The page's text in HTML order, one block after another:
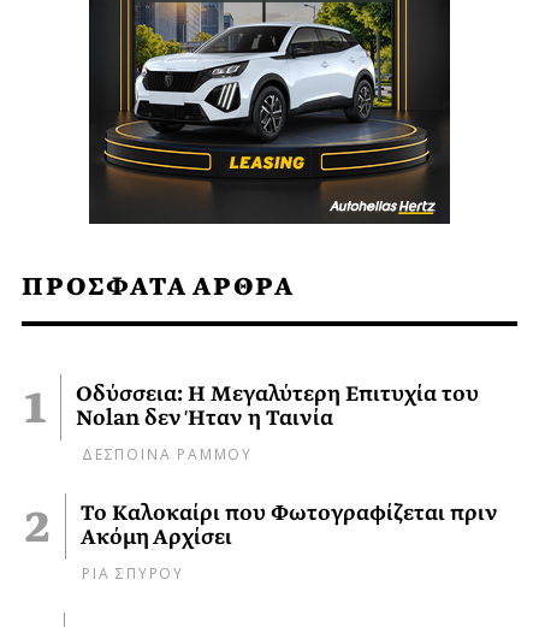
ΠΡΟΣΦΑΤΑ ΑΡΘΡΑ
Οδύσσεια: Η Μεγαλύτερη Επιτυχία του
Nolan δεν Ήταν η Ταινία
ΔΕΣΠΟΙΝΑ ΡΑΜΜΟΥ
Το Καλοκαίρι που Φωτογραφίζεται πριν
Ακόμη Αρχίσει
ΡΙΑ ΣΠΥΡΟΥ